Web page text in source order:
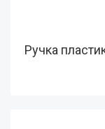
Ручка